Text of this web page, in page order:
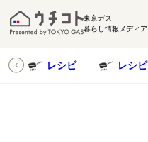
東京ガス
暮らし情報メディア
レシピ レシピ